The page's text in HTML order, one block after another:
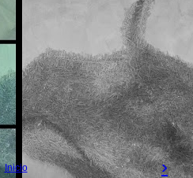
›
Inicio